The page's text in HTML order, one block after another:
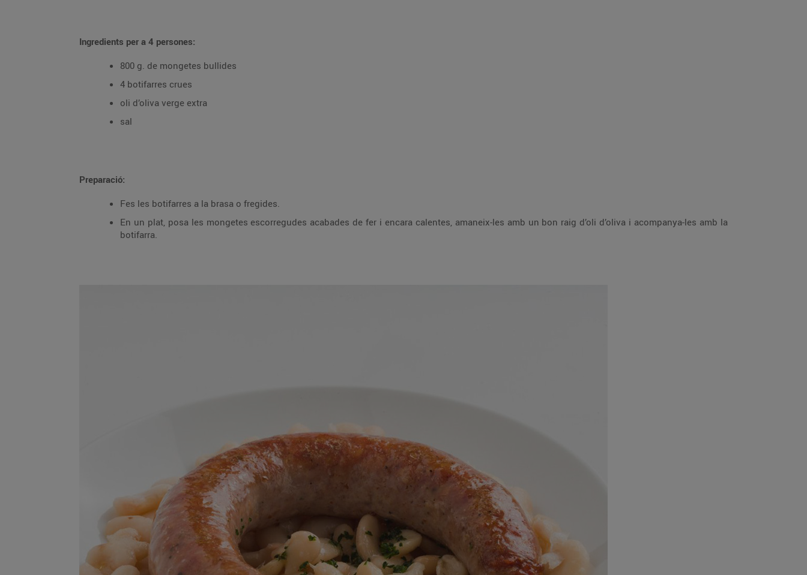
Ingredients per a 4 persones:
800 g. de mongetes bullides
4 botifarres crues
oli d’oliva verge extra
sal
Preparació:
Fes les botifarres a la brasa o fregides.
En un plat, posa les mongetes escorregudes acabades de fer i encara calentes, amaneix-les amb un bon raig d’oli d’oliva i acompanya-les amb la
botifarra.